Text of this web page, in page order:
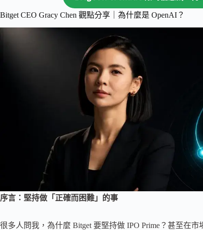
Bitget CEO Gracy Chen 觀點分享｜為什麼是 OpenAI？
序言：堅持做「正確而困難」的事
很多人問我，為什麼 Bitget 要堅持做 IPO Prime？甚至在